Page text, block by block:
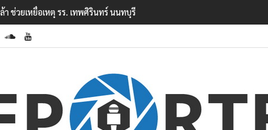
งเรียนเทพศิรินทร์ นนทบุรี พบเด็กก่อเหตุเครียดเรื่องเรียน